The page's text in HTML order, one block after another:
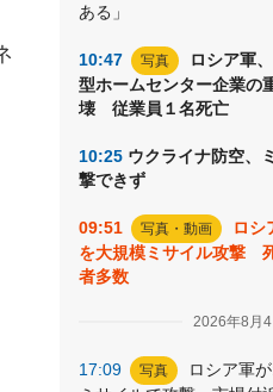
ある」
10:47 写真
ロシア軍
型ホームセンター企業の
壊 従業員１名死亡
10:25 ウクライナ防空、
撃できず
09:51 写真・動画
ロシ
を大規模ミサイル攻撃
者多数
2026年8月4
17:09 写真
ロシア軍